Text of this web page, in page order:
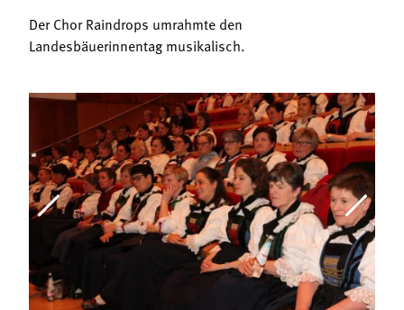
Der Chor Raindrops umrahmte den
Landesbäuerinnentag musikalisch.